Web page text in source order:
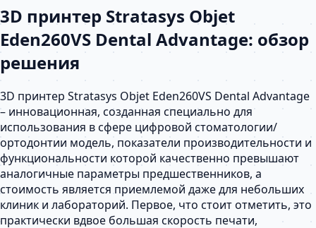
3D принтер Stratasys Objet
Eden260VS Dental Advantage: обзор
решения
3D принтер Stratasys Objet Eden260VS Dental Advantage
– инновационная, созданная специально для
использования в сфере цифровой стоматологии/
ортодонтии модель, показатели производительности и
функциональности которой качественно превышают
аналогичные параметры предшественников, а
стоимость является приемлемой даже для небольших
клиник и лабораторий. Первое, что стоит отметить, это
практически вдвое большая скорость печати,